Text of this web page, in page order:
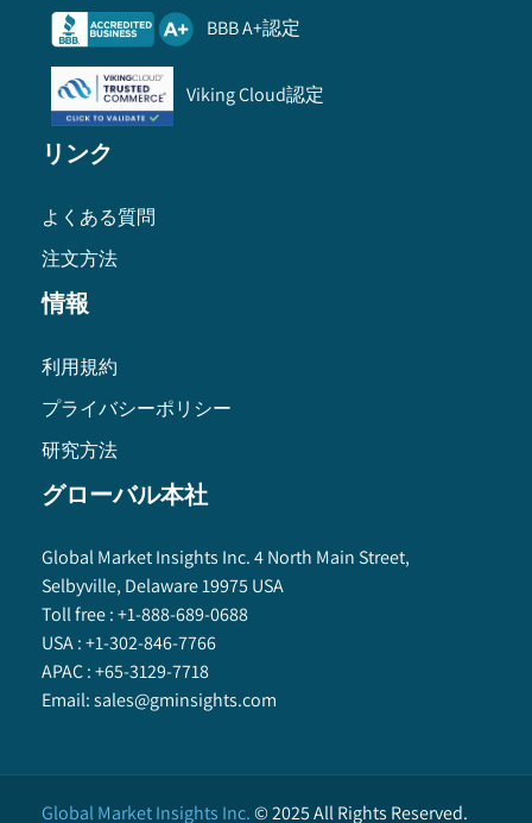
BBB A+認定
Viking Cloud認定
リンク
よくある質問
注文方法
情報
利用規約
プライバシーポリシー
研究方法
グローバル本社
Global Market Insights Inc. 4 North Main Street,
Selbyville, Delaware 19975 USA
Toll free :+1-888-689-0688
USA :+1-302-846-7766
APAC :+65-3129-7718
Email:sales@gminsights.com
Global Market Insights Inc.©2025All Rights Reserved.